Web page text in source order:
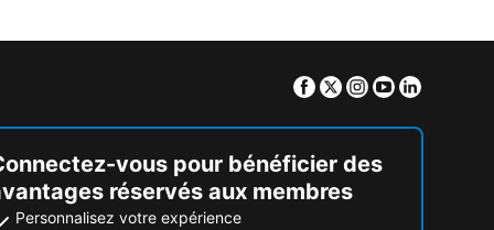
Facebook
TwitterInstagram
Youtube
vous pour bénéficier des
réservés aux membres
Personnalisez votre expérience